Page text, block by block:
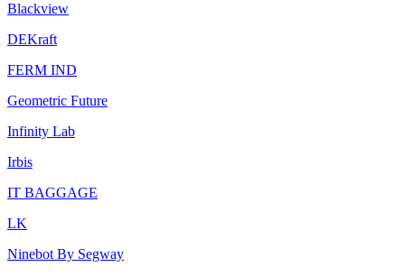
Blackview
DEKraft
FERM IND
Geometric Future
Infinity Lab
Irbis
IT BAGGAGE
LK
Ninebot By Segway